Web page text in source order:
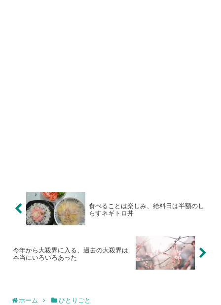
食べることは楽しみ、給料日は半額のし
らすネギトロ丼
今年から大殺界に入る、過去の大殺界は
本当にいろいろあった
ホーム ひとりごと